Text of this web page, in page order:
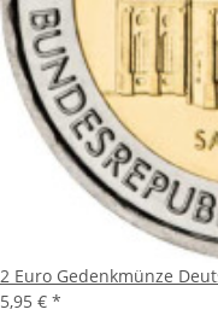
2 Euro Gedenkmünze
5,95 € *